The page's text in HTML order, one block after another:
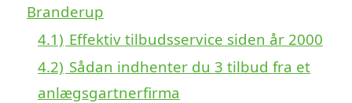
Branderup
4.1) Effektiv tilbudsservice siden år 2000
4.2) Sådan indhenter du 3 tilbud fra et
anlægsgartnerfirma